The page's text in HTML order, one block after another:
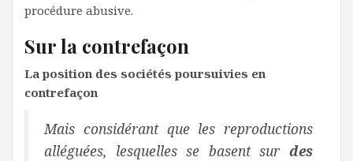
procédure abusive.
Sur la contrefaçon
La position des sociétés poursuivies en
contrefaçon
Mais considérant que les reproductions
alléguées, lesquelles se basent sur des